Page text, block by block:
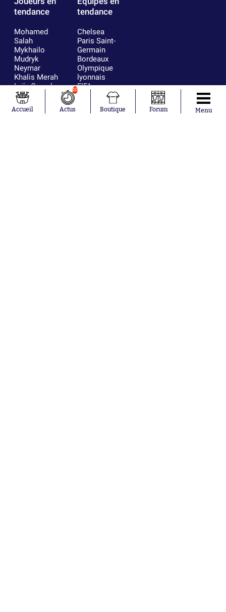
tendance
Mohamed
Salah
Mykhailo
Mudryk
Neymar
Khalis Merah
Loïs Openda
Moussa
Niakhaté
Nicolás
tendance
Chelsea
Paris Saint-
Germain
Bordeaux
Olympique
lyonnais
FIFA
Real Madrid
RC Strasbourg
AC Milan
Accueil
10
Actus Boutique Forum Menu